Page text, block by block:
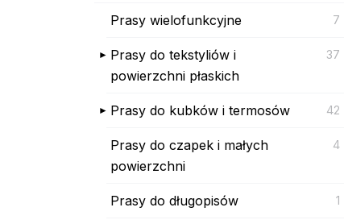
Prasy wielofunkcyjne 7
Prasy do tekstyliów i
powierzchni płaskich
37
Prasy do kubków i termosów 42
Prasy do czapek i małych
powierzchni
4
Prasy do długopisów 1